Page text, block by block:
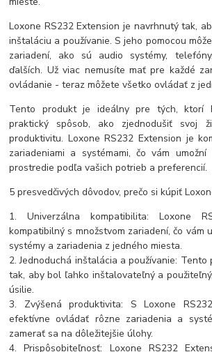
Loxone RS232 Extension je navrhnutý tak,
inštaláciu a používanie. S jeho pomocou
zariadení, ako sú audio systémy,
ďalších. Už viac nemusíte mať pre každé
ovládanie - teraz môžete všetko ovládať z
Tento produkt je ideálny pre tých, ktorí
praktický spôsob, ako zjednodušiť svoj
produktivitu. Loxone RS232 Extension je
zariadeniami a systémami, čo vám
prostredie podľa vašich potrieb a preferencií.
5 presvedčivých dôvodov, prečo si kúpiť
1. Univerzálna kompatibilita: Loxone
kompatibilný s množstvom zariadení, čo vám
systémy a zariadenia z jedného miesta.
2. Jednoduchá inštalácia a používanie:
tak, aby bol ľahko inštalovateľný a
úsilie.
3. Zvýšená produktivita: S Loxone
efektívne ovládať rôzne zariadenia a
zamerať sa na dôležitejšie úlohy.
4. Prispôsobiteľnosť: Loxone RS232